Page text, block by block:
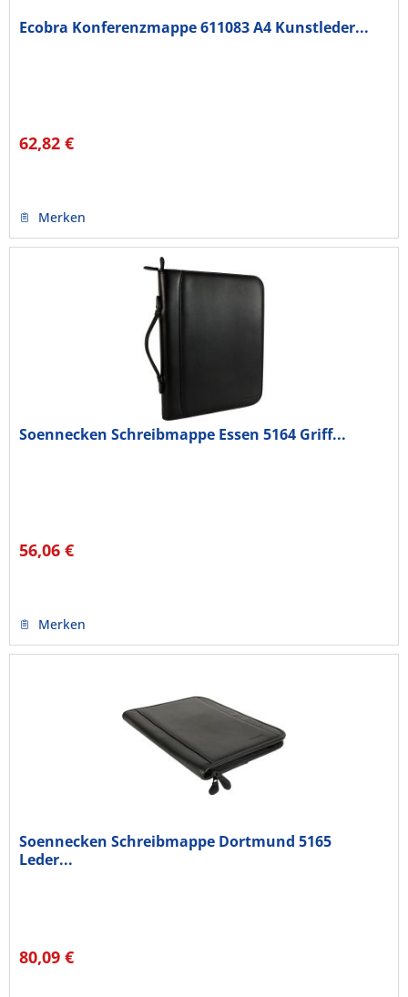
Ecobra Konferenzmappe 611083 A4 Kunstleder...
62,82 €
Merken
Soennecken Schreibmappe Essen 5164 Griff...
56,06 €
Merken
Soennecken Schreibmappe Dortmund 5165
Leder...
80,09 €